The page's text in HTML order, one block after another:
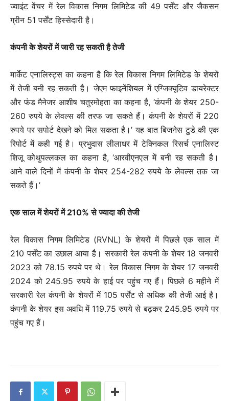
ज्वाइंट वेंचर में रेल विकास निगम लिमिटेड की 49 पर्सेंट और जैकसन
ग्रीन 51 पर्सेंट हिस्सेदारी है।
कंपनी के शेयरों में जारी रह सकती है तेजी
मार्केट एनालिस्ट्स का कहना है कि रेल विकास निगम लिमिटेड के शेयरों
में तेजी बनी रह सकती है। जेएम फाइनेंशियल में एग्जिक्यूटिव डायरेक्टर
और फंड मैनेजर आशीष चतुरमोहता का कहना है, ‘कंपनी के शेयर 250-
260 रुपये के लेवल्स की तरफ जा सकते हैं। कंपनी के शेयरों में 220
रुपये पर सपोर्ट देखने को मिल सकता है।’ यह बात बिजनेस टुडे की एक
रिपोर्ट में कही गई है। प्रभुदास लीलाधर में टेक्निकल रिसर्च एनालिस्ट
शिजू कोथुपल्लकल का कहना है, ‘आरवीएनएल में बनी रह सकती है।
आने वाले दिनों में कंपनी के शेयर 254-282 रुपये के लेवल्स तक जा
सकते हैं।’
एक साल में शेयरों में 210% से ज्यादा की तेजी
रेल विकास निगम लिमिटेड (RVNL) के शेयरों में पिछले एक साल में
210 पर्सेंट का उछाल आया है। सरकारी रेल कंपनी के शेयर 18 जनवरी
2023 को 78.15 रुपये पर थे। रेल विकास निगम के शेयर 17 जनवरी
2024 को 245.95 रुपये के हाई पर पहुंच गए हैं। पिछले 6 महीने में
सरकारी रेल कंपनी के शेयरों में 105 पर्सेंट से अधिक की तेजी आई है।
कंपनी के शेयर इस अवधि में 119.75 रुपये से बढ़कर 245.95 रुपये पर
पहुंच गए हैं।